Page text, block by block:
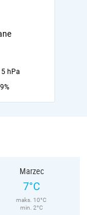
hPa
Marzec
7°C
maks. 10°C
min. 2°C